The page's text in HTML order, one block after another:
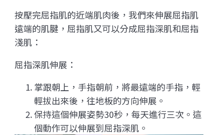
按壓完屈指肌的近端肌肉後，我們來伸展屈指肌
遠端的肌腱，屈指肌又可以分成屈指深肌和屈指
淺肌：
屈指深肌伸展：
掌跟朝上，手指朝前，將最遠端的手指，輕
輕拔出來後，往地板的方向伸展。
保持這個伸展姿勢30秒，每天進行三次。這
個動作可以伸展到屈指深肌。